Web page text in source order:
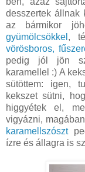
desszertek állnak
az bármikor
gyümölcsökkel ,
vörösboros,
pedig jól jön
karamellel :) A
sütöttem: igen,
kekszet sütni,
higgyétek el,
vigyázni,
karamellszószt
ízre és állagra is